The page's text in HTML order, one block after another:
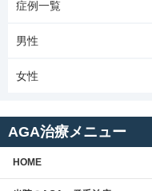
症例一覧
男性
女性
AGA治療メニュー
HOME